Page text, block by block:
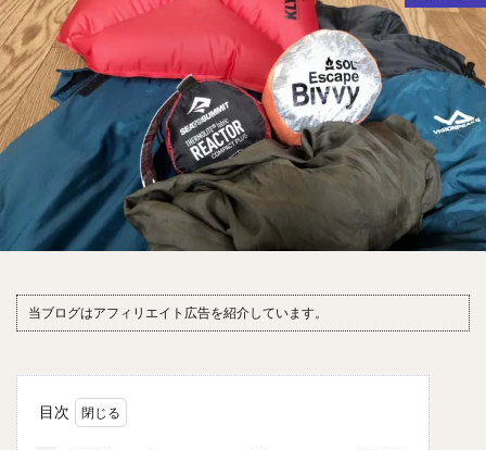
当ブログはアフィリエイト広告を紹介しています。
目次